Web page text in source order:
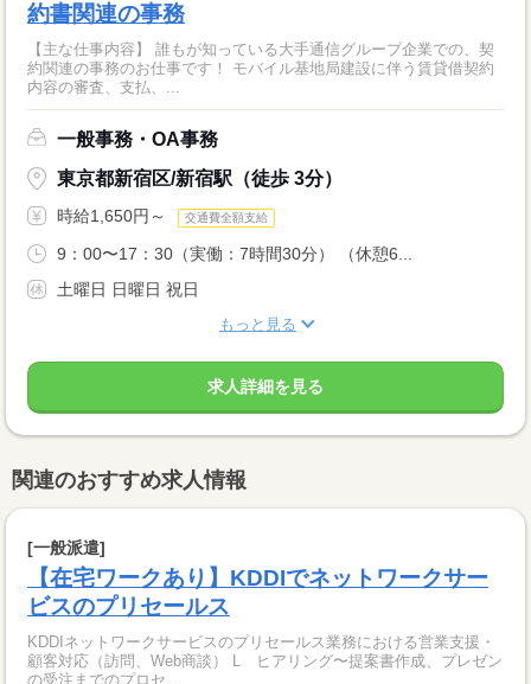
約書関連の事務
【主な仕事内容】 誰もが知っている大手通信グループ企業での、契
約関連の事務のお仕事です！ モバイル基地局建設に伴う賃貸借契約
内容の審査、支払、...
一般事務・OA事務
東京都新宿区/新宿駅（徒歩 3分）
時給1,650円～ 交通費全額支給
9：00〜17：30（実働：7時間30分） （休憩6...
土曜日 日曜日 祝日
もっと見る
求人詳細を見る
関連のおすすめ求人情報
[一般派遣]
【在宅ワークあり】KDDIでネットワークサー
ビスのプリセールス
KDDIネットワークサービスのプリセールス業務における営業支援・
顧客対応（訪問、Web商談） L ヒアリング〜提案書作成、プレゼン
の受注までのプロセ...